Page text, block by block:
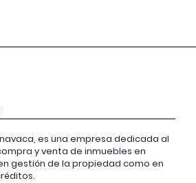
es una empresa dedicada al
y venta de inmuebles en
gestión de la propiedad como en